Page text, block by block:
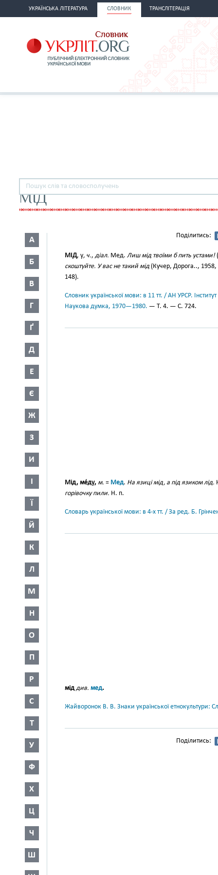
УКРАЇНСЬКА ЛІТЕРАТУРА СЛОВНИК ТРАНСЛІТЕРАЦІЯ
МІД
А
Б
В
Г
Ґ
Д
Е
Є
Ж
З
И
І
Ї
Й
К
Л
М
Н
О
П
Р
С
Т
У
Ф
Х
Ц
Ч
Ш
Поділитись:
МІД, у, ч., діал. Мед. Лиш мід твоїми б пить устами!
скоштуйте. У вас не такий мід (Кучер, Дорога..,
148).
Словник української мови: в 11 тт. / АН УРСР.
Наукова думка, 1970—1980. — Т. 4. — С. 724.
Мід, ме́ду, м. = Мед. На язиці мід, а під язиком лід.
горівочку пили. Н. п.
Словарь української мови: в 4-х тт. / За ред. Б.
мід див. мед.
Жайворонок В. В. Знаки української етнокультури:
Поділитись: